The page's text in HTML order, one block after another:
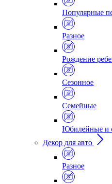
Популярные
Разное
Рождение
Сезонное
Семейные
Юбилейные и
Декор для авто
Разное